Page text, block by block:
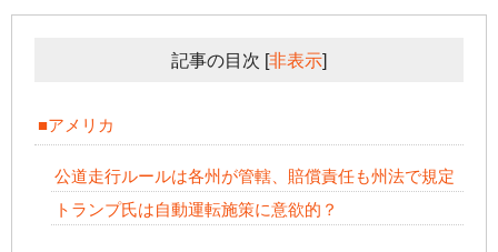
記事の目次 [非表示]
■アメリカ
公道走行ルールは各州が管轄、賠償責任も州法で規定
トランプ氏は自動運転施策に意欲的？